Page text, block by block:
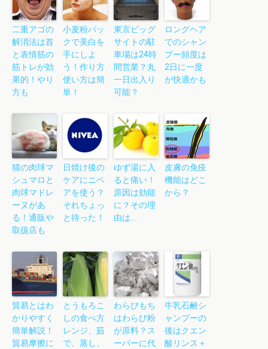
二重アゴの
解消法は首
と表情筋の
筋トレが効
果的！やり
方も
小麦粉パッ
クで美白を
手にしよ
う！作り方
使い方は簡
単！
東京ビッグ
サイトの駐
車場は24時
間営業？丸
一日出入り
可能？
ロングヘア
でのシャン
プー頻度は
2日に一度
が快適かも
猫の肉球マ
シュマロと
肉球マドレ
ーヌがあ
る！通販や
取扱店も
日焼け後の
ケアにニベ
アを使う？
それちょっ
と待った！
ゆず湯に入
ると痛い！
原因は効能
に？その理
由は…
皮膚の免疫
機能はどこ
から？
貿易とはわ
かりやすく
簡単解説！
貿易摩擦に
とうもろこ
しの食べ方
レンジ、茹
で、蒸し、
わらびもち
はわらび粉
が原料？ス
ーパーに代
牛乳石鹸シ
ャンプーの
後はクエン
酸リンス＋